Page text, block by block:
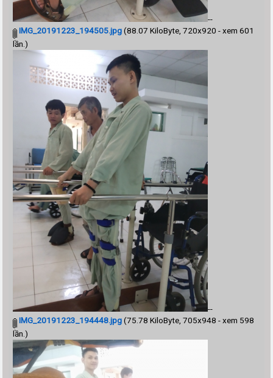
--
IMG_20191223_194505.jpg(88.07 KiloByte, 720x920 - xem 601
lần.)
--
IMG_20191223_194448.jpg(75.78 KiloByte, 705x948 - xem 598
lần.)